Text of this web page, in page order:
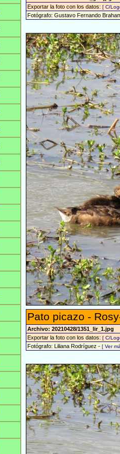
Exportar la foto con los datos: [ C/
Fotógrafo: Gustavo Fernando
Pato picazo -
Archivo: 20210428/1351_lir_1.jpg
Exportar la foto con los datos: [ C/
Fotógrafo: Liliana Rodríguez - [ Ver